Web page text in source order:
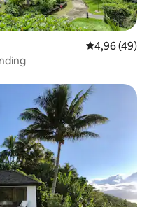
Évaluation
4,96 (49)
appréciés